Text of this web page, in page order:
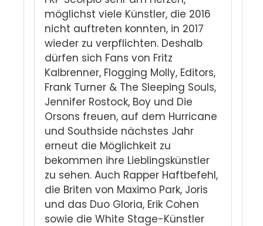
möglichst viele Künstler, die 2016
nicht auftreten konnten, in 2017
wieder zu verpflichten. Deshalb
dürfen sich Fans von Fritz
Kalbrenner, Flogging Molly, Editors,
Frank Turner & The Sleeping Souls,
Jennifer Rostock, Boy und Die
Orsons freuen, auf dem Hurricane
und Southside nächstes Jahr
erneut die Möglichkeit zu
bekommen ihre Lieblingskünstler
zu sehen. Auch Rapper Haftbefehl,
die Briten von Maximo Park, Joris
und das Duo Gloria, Erik Cohen
sowie die White Stage-Künstler